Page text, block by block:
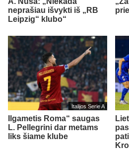
neprašiau išvykti iš „RB
Leipzig“ klubo“
Italijos Serie A
Ilgametis Roma“ saugas
L. Pellegrini dar metams
liks šiame klube